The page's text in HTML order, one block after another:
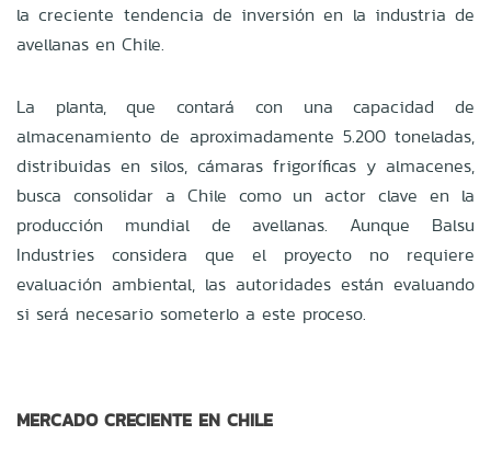
la creciente tendencia de inversión en la industria de
avellanas en Chile.
La planta, que contará con una capacidad de
almacenamiento de aproximadamente 5.200 toneladas,
distribuidas en silos, cámaras frigoríficas y almacenes,
busca consolidar a Chile como un actor clave en la
producción mundial de avellanas. Aunque Balsu
Industries considera que el proyecto no requiere
evaluación ambiental, las autoridades están evaluando
si será necesario someterlo a este proceso.
MERCADO CRECIENTE EN CHILE